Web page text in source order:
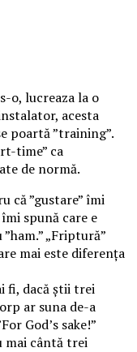
o, lucreaza la o
acesta
poartă ”training”.
time” ca
de normă.
că ”gustare” îmi
spună care e
„Friptură”
mai este diferența
fi, dacă știi trei
ar suna de-a
God’s sake!”
mai cântă trei